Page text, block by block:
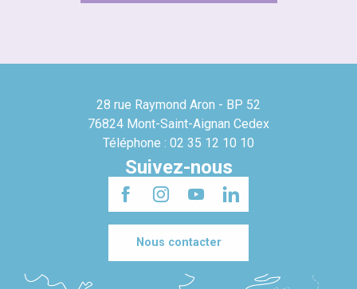
28 rue Raymond Aron - BP 52
76824 Mont-Saint-Aignan Cedex
Téléphone : 02 35 12 10 10
Suivez-nous
Nous contacter